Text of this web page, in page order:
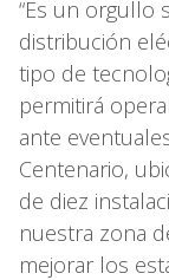
“Es un orgullo
distribución
tipo de
permitirá
ante
Centenario,
de diez
nuestra zona
mejorar los